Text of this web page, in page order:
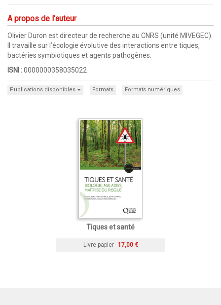
A propos de l'auteur
Olivier Duron est directeur de recherche au CNRS (unité MIVEGEC).
Il travaille sur l’écologie évolutive des interactions entre tiques,
bactéries symbiotiques et agents pathogènes.
ISNI :0000000358035022
Publications disponibles Formats Formats numériques
Tiques et santé
Livre papier 17,00 €